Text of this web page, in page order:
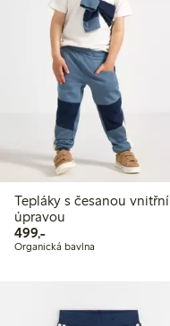
Tepláky s česanou vnitřní
úpravou
499,-499,00 Kč
Organická bavlna